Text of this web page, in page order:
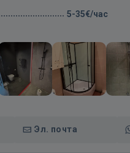
5-35€/час
Эл. почта